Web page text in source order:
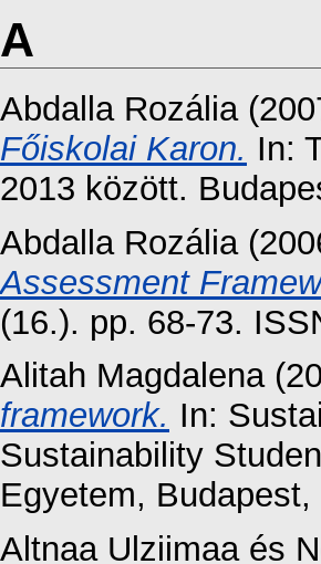
A
Abdalla Rozália
Főiskolai Karon. In:
2013 között.
Abdalla Rozália
Assessment
(16.). pp. 68-73.
Alitah Magdalena
framework. In:
Sustainability
Egyetem,
Altnaa Ulziimaaés